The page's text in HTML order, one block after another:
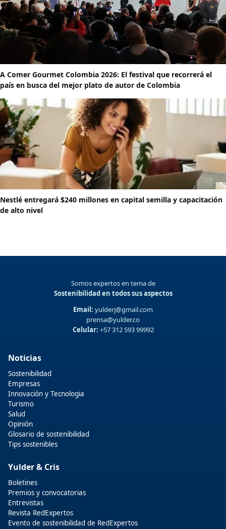
A Comer Gourmet Colombia 2026: El festival que recorrerá el
país en busca del mejor plato de autor de Colombia
Nestlé entregará $240 millones en capital semilla y capacitación
de alto nivel
Somos expertos en tema de
Sostenibilidad en todos sus aspectos
Email: yulderj@gmail.com
prensa@yulder.co
Celular: +57 312 593 99992
Noticias
Sostenibilidad
Empresas
Innovación y Tecnologia
Turismo
Salud
Opinión
Glosario de sostenibilidad
Tips sostenibles
Yulder & Cris
Boletines
Premios y convocatorias
Entrevistas
Revista RedExpertos
Evento de sostenibilidad de RedExpertos